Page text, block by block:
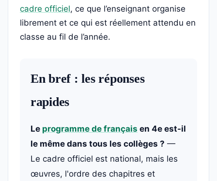
cadre officiel, ce que l’enseignant organise
librement et ce qui est réellement attendu en
classe au fil de l’année.
En bref : les réponses
rapides
Le programme de français en 4e est-il
le même dans tous les collèges ? —
Le cadre officiel est national, mais les
œuvres, l'ordre des chapitres et